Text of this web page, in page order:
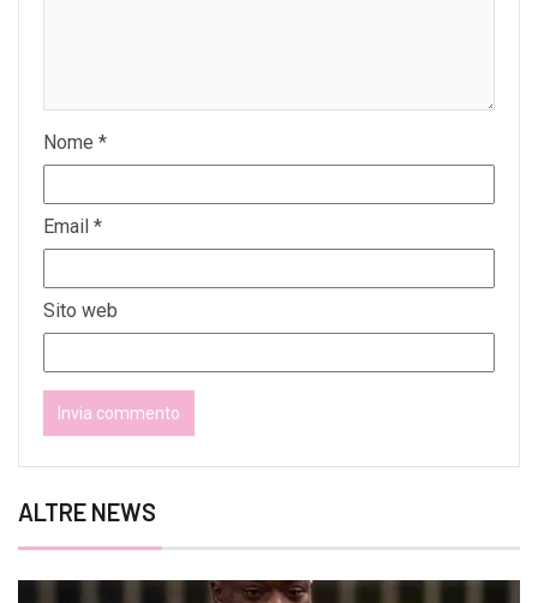
Nome *
Email *
Sito web
ALTRE NEWS